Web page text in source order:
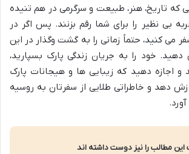
تاریخ، هنر، طبیعت و سرگرمی در هم تنیده
بی نظیر را برای شما رقم بزنند. پس اگر در
می کنید، حتماً زمانی را به گشت وگذار در این
خود را به جریان زندگی پارک بسپارید،
اجازه دهید که زیبایی ها و هیجانات پارک
دهد و خاطراتی طلایی از سفرتان به روسیه
این مطالب را نیز دوست داشته اند